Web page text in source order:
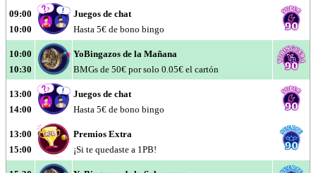
09:00
10:00
Juegos de chat
Hasta 5€ de bono bingo
10:00
10:30
YoBingazos de la Mañana
BMGs de 50€ por solo 0.05€ el cartón
13:00
14:00
Juegos de chat
Hasta 5€ de bono bingo
13:00
15:00
Premios Extra
¡Si te quedaste a 1PB!